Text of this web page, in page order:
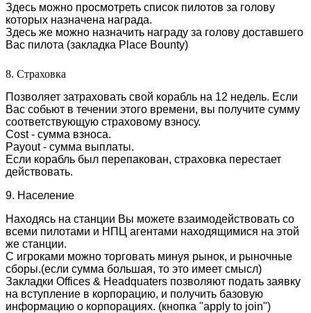
Здесь можно просмотреть список пилотов за голову
которых назначена награда.
Здесь же можно назначить награду за голову доставшего
Вас пилота (закладка Place Bounty)
8. Страховка
Позволяет затраховать свой корабль на 12 недель. Если
Вас собьют в течении этого времени, вы получите сумму
соответствующую страховому взносу.
Cost - сумма взноса.
Payout - сумма выплаты.
Если корабль был перепакован, страховка перестает
действовать.
9. Население
Находясь на станции Вы можете взаимодействовать со
всеми пилотами и НПЦ агентами находящимися на этой
же станции.
С игроками можно торговать минуя рынок, и рыночные
сборы.(если сумма большая, то это имеет смысл)
Закладки Offices & Headquaters позволяют подать заявку
на вступление в корпорацию, и получить базовую
информацию о корпорациях. (кнопка "apply to join")